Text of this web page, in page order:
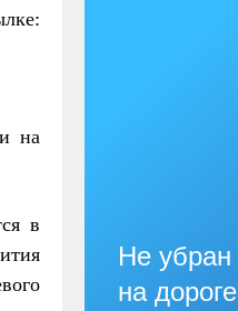
на
в
Не
на